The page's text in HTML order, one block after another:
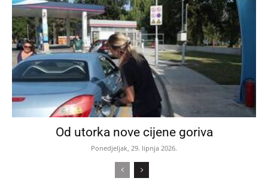
Od utorka nove cijene goriva
Ponedjeljak, 29. lipnja 2026.